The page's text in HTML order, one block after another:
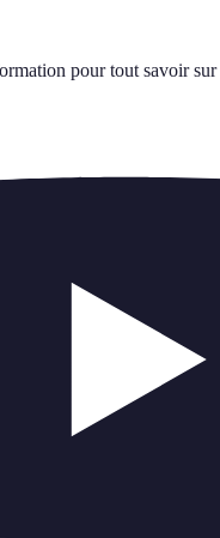
pour tout savoir sur